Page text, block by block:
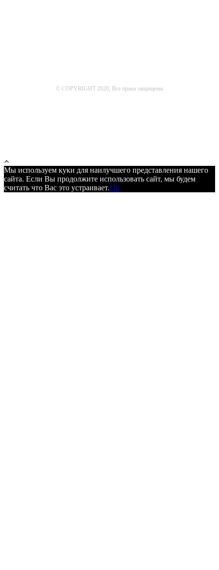
© COPYRIGHT 2020, Все права защищены
Мы используем куки для наилучшего представления нашего
сайта. Если Вы продолжите использовать сайт, мы будем
считать что Вас это устраивает.Ok